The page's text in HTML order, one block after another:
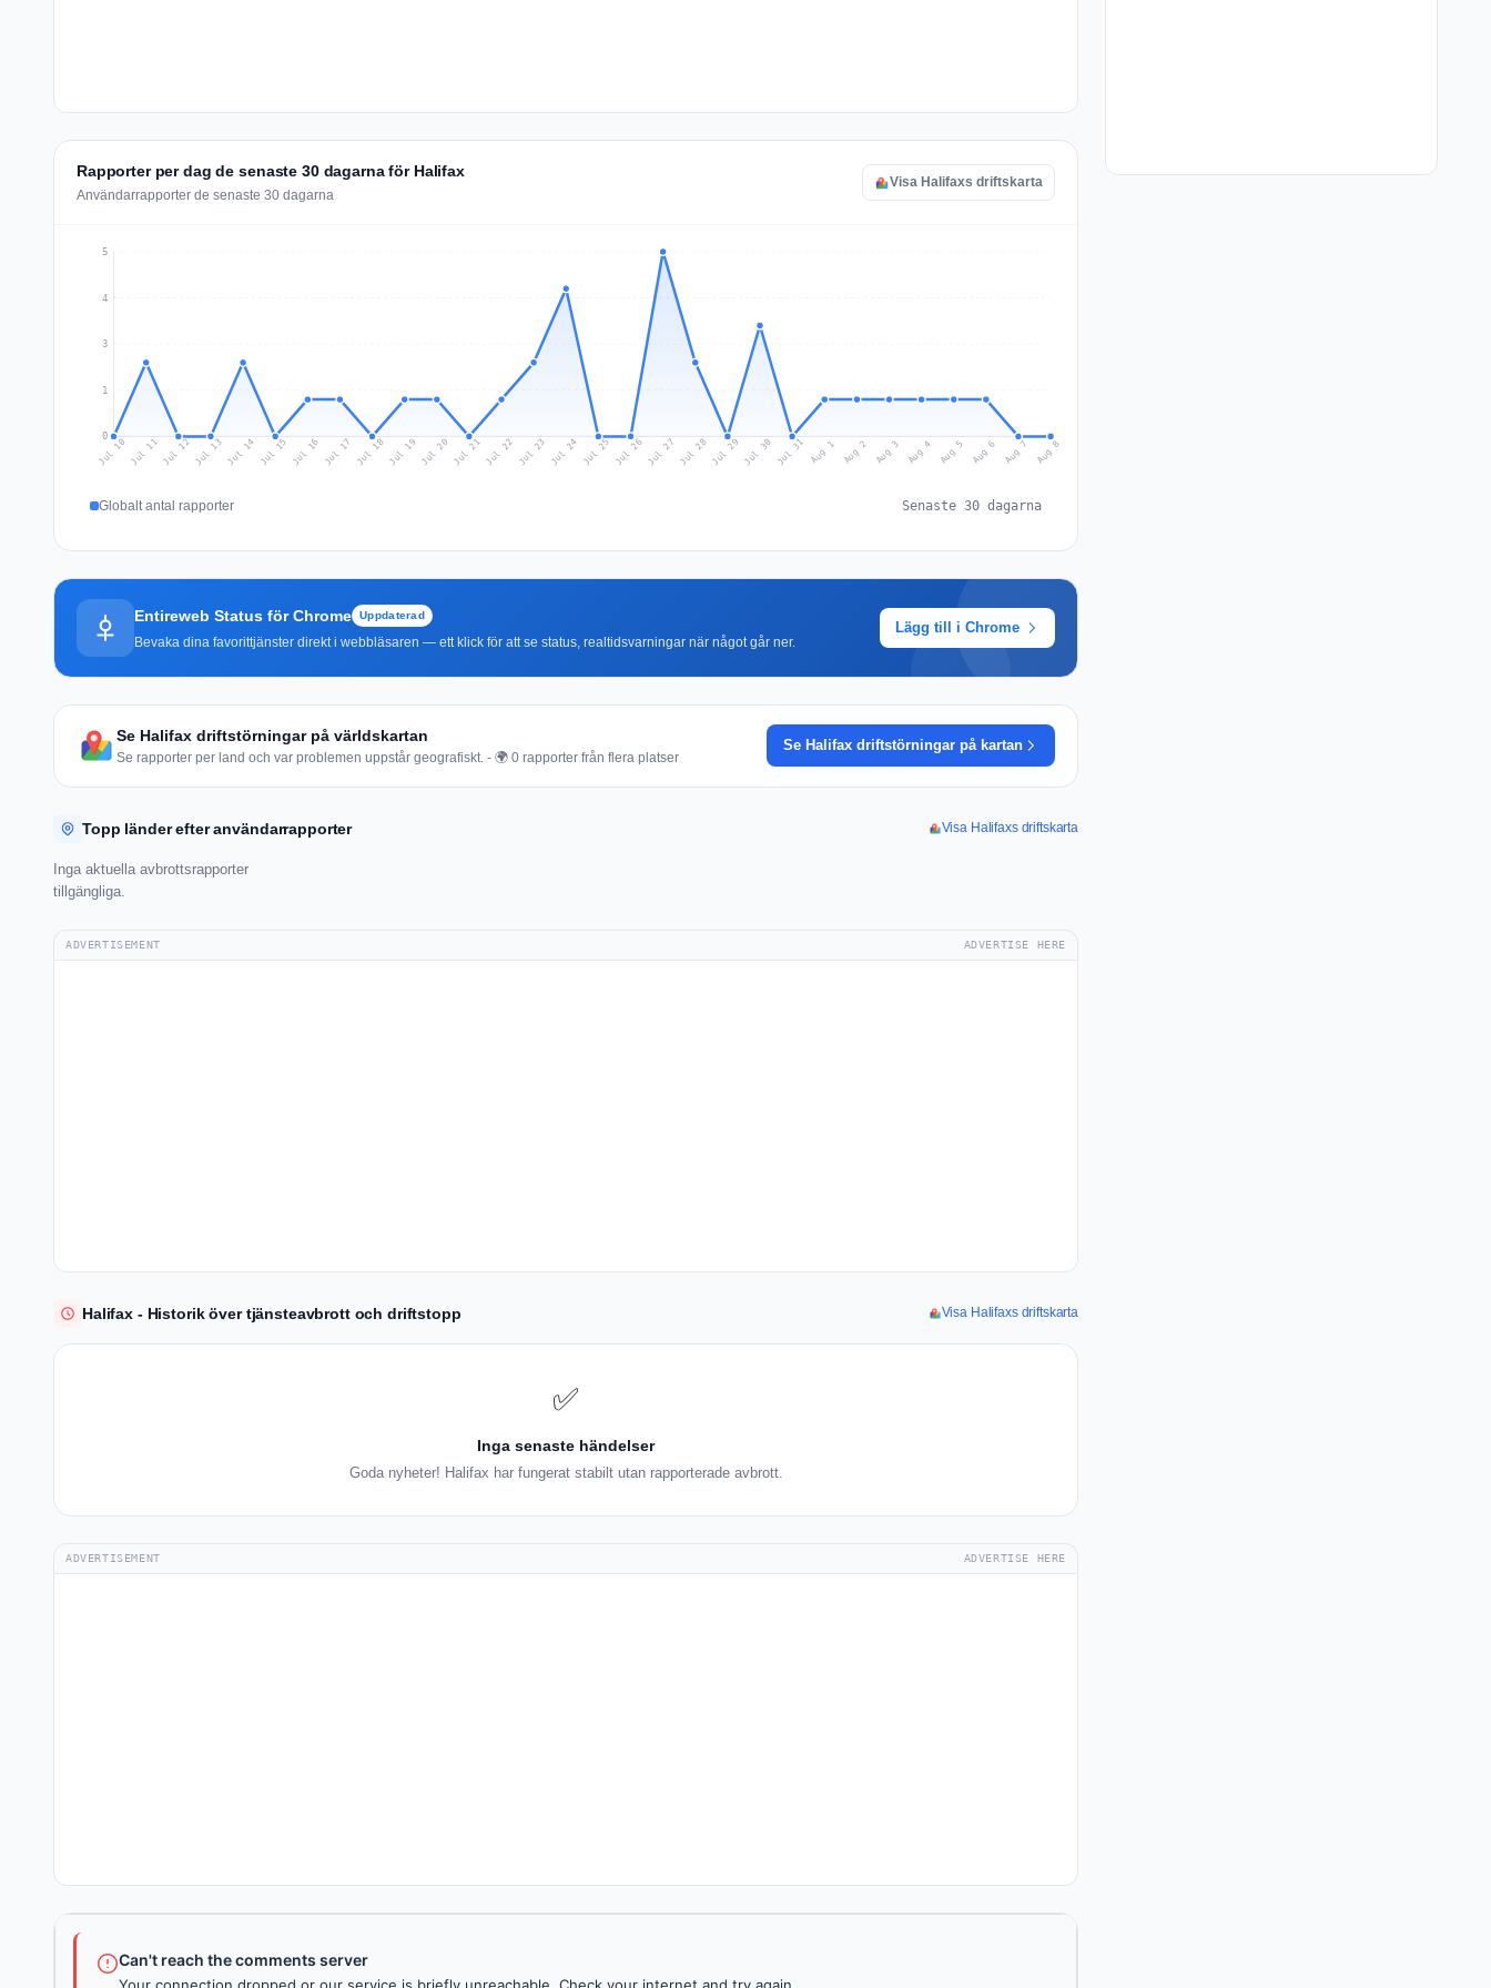
Rapporter per dag de senaste 30 dagarna för Halifax
Användarrapporter de senaste 30 dagarna
Visa Halifaxs driftskarta
0
1
3
4
5
Jul 10 Jul 11Jul 12Jul 13 Jul 14 Jul 15 Jul 16 Jul 17 Jul 18Jul 19 Jul 20 Jul 21Jul 22 Jul 23 Jul 24 Jul 25 Jul 26Jul 27 Jul 28Jul 29 Jul 30 Jul 31 Aug 1 Aug 2 Aug 3 Aug 4 Aug 5 Aug 6 Aug 7 Aug 8
Globalt antal rapporter Senaste 30 dagarna
Entireweb Status för Chrome Uppdaterad
Bevaka dina favorittjänster direkt i webbläsaren — ett klick för att se status, realtidsvarningar när något går ner.
Lägg till i Chrome
Se Halifax driftstörningar på världskartan
Se rapporter per land och var problemen uppstår geografiskt. - 🌍 0 rapporter från flera platser
Se Halifax driftstörningar på kartan
Topp länder efter användarrapporter Visa Halifaxs driftskarta
Inga aktuella avbrottsrapporter
tillgängliga.
ADVERTISEMENT ADVERTISE HERE
Halifax - Historik över tjänsteavbrott och driftstopp Visa Halifaxs driftskarta
✅
Inga senaste händelser
Goda nyheter! Halifax har fungerat stabilt utan rapporterade avbrott.
ADVERTISEMENT ADVERTISE HERE
Can't reach the comments server
Your connection dropped or our service is briefly unreachable. Check your internet and try again.